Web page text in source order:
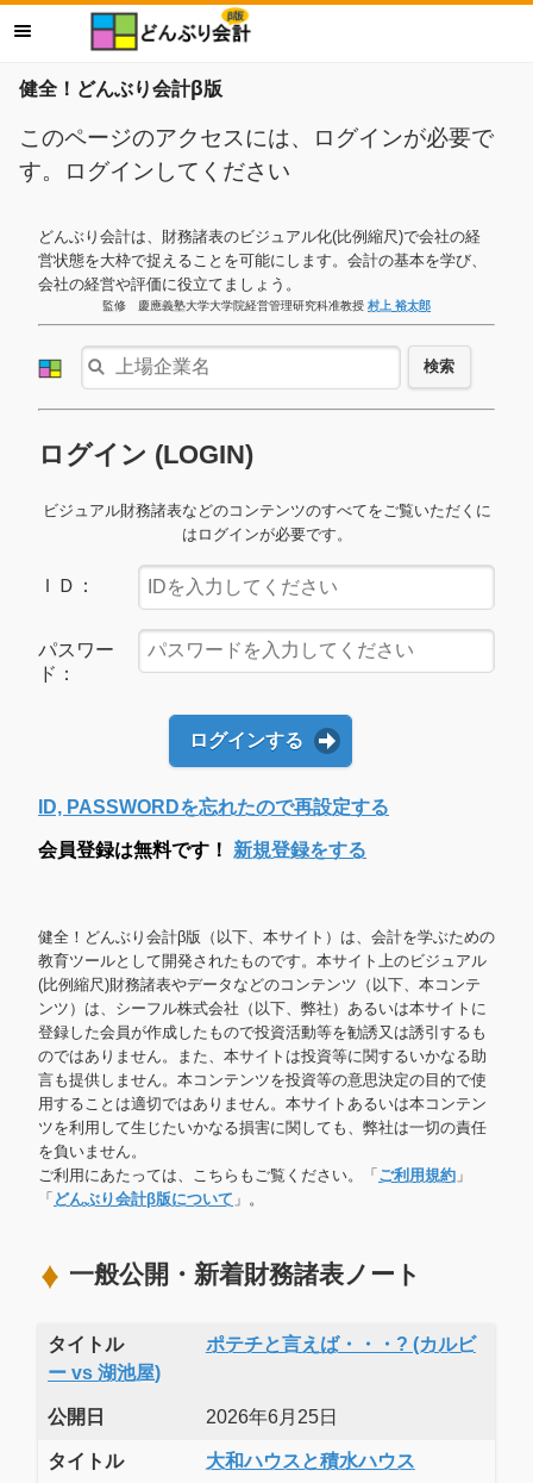
健全！どんぶり会計β版
このページのアクセスには、ログインが必要で
す。ログインしてください
どんぶり会計は、財務諸表のビジュアル化(比例縮尺)で会社の経
営状態を大枠で捉えることを可能にします。会計の基本を学び、
会社の経営や評価に役立てましょう。
監修 慶應義塾大学大学院経営管理研究科准教授 村上 裕太郎
検索
ログイン (LOGIN)
ビジュアル財務諸表などのコンテンツのすべてをご覧いただくに
はログインが必要です。
ＩＤ：
パスワー
ド：
ログインする
ID, PASSWORDを忘れたので再設定する
会員登録は無料です！ 新規登録をする
健全！どんぶり会計β版（以下、本サイト）は、会計を学ぶための
教育ツールとして開発されたものです。本サイト上のビジュアル
(比例縮尺)財務諸表やデータなどのコンテンツ（以下、本コンテ
ンツ）は、シーフル株式会社（以下、弊社）あるいは本サイトに
登録した会員が作成したもので投資活動等を勧誘又は誘引するも
のではありません。また、本サイトは投資等に関するいかなる助
言も提供しません。本コンテンツを投資等の意思決定の目的で使
用することは適切ではありません。本サイトあるいは本コンテン
ツを利用して生じたいかなる損害に関しても、弊社は一切の責任
を負いません。
ご利用にあたっては、こちらもご覧ください。「 ご利用規約 」
「 どんぶり会計β版について 」。
一般公開・新着財務諸表ノート
タイトル
ポテチと言えば・・・? (カルビ
ー vs 湖池屋)
公開日 2026年6月25日
タイトル 大和ハウスと積水ハウス